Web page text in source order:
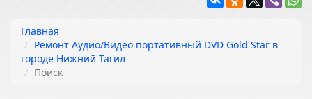
Главная
Ремонт Аудио/Видео портативный DVD Gold Star в
городе Нижний Тагил
Поиск